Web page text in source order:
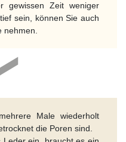
gewissen Zeit weniger
sein, können Sie auch
Male wiederholt
die Poren sind.